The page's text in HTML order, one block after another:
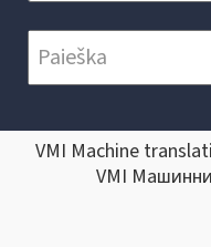
VMI Machine
VMI